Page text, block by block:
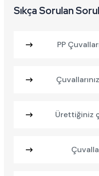
Sıkça Sorulan
PP
Ürettiğiniz